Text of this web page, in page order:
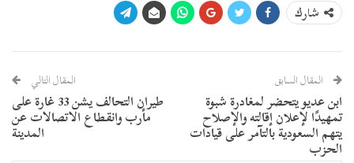
شارك
المقال السابق
ابن عديو يتحضر لمغادرة شبوة
تمهيدًا لإعلان إقالته والإصلاح
يتهم السعودية بالتآمر على قيادات
الحزب
المقال التالي
طيران التحالف يشن 33 غارة على
مأرب وانقطاع الاتصالات عن
المدينة